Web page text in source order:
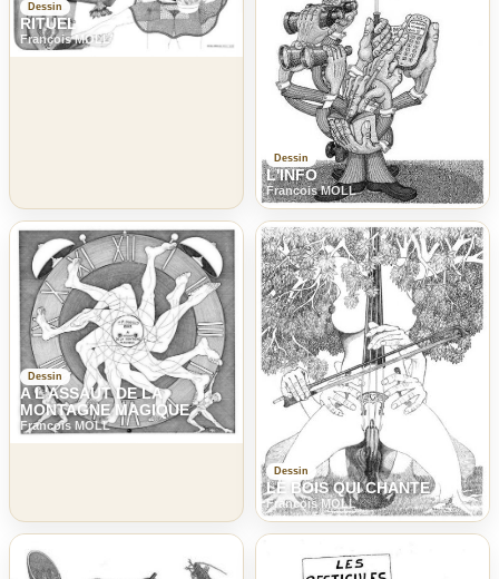
Dessin
RITUEL
Francois MOLL
Dessin
L'INFO
Francois MOLL
Dessin
A L'ASSAUT DE LA
MONTAGNE MAGIQUE
Francois MOLL
Dessin
LE BOIS QUI CHANTE
Francois MOLL